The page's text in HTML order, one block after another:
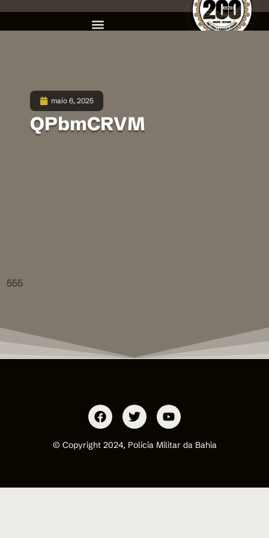
maio 6, 2025
QPbmCRVM
555
© Copyright 2024, Polícia Militar da Bahia